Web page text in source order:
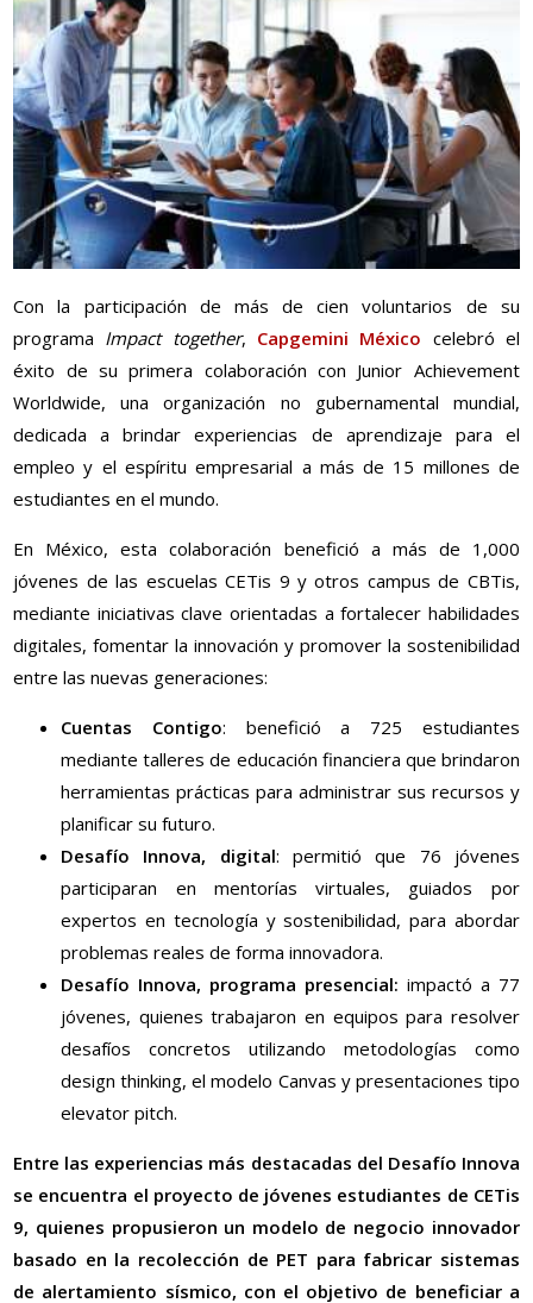
Con la participación de más de cien voluntarios de su
programa Impact together, Capgemini México celebró el
éxito de su primera colaboración con Junior Achievement
Worldwide, una organización no gubernamental mundial,
dedicada a brindar experiencias de aprendizaje para el
empleo y el espíritu empresarial a más de 15 millones de
estudiantes en el mundo.
En México, esta colaboración benefició a más de 1,000
jóvenes de las escuelas CETis 9 y otros campus de CBTis,
mediante iniciativas clave orientadas a fortalecer habilidades
digitales, fomentar la innovación y promover la sostenibilidad
entre las nuevas generaciones:
Cuentas Contigo: benefició a 725 estudiantes
mediante talleres de educación financiera que brindaron
herramientas prácticas para administrar sus recursos y
planificar su futuro.
Desafío Innova, digital: permitió que 76 jóvenes
participaran en mentorías virtuales, guiados por
expertos en tecnología y sostenibilidad, para abordar
problemas reales de forma innovadora.
Desafío Innova, programa presencial: impactó a 77
jóvenes, quienes trabajaron en equipos para resolver
desafíos concretos utilizando metodologías como
design thinking, el modelo Canvas y presentaciones tipo
elevator pitch.
Entre las experiencias más destacadas del Desafío Innova
se encuentra el proyecto de jóvenes estudiantes de CETis
9, quienes propusieron un modelo de negocio innovador
basado en la recolección de PET para fabricar sistemas
de alertamiento sísmico, con el objetivo de beneficiar a